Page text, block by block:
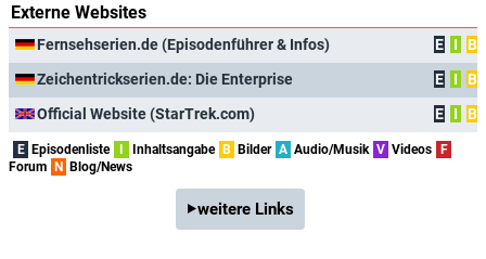
Externe Websites
Fernsehserien.de (Episodenführer & Infos) E I
B
Zeichentrickserien.de: Die Enterprise
E I
B
Official Website (StarTrek.com)
E I B
E Episodenliste I Inhaltsangabe B Bilder A Audio/Musik V Videos F
Forum N Blog/News
weitere Links